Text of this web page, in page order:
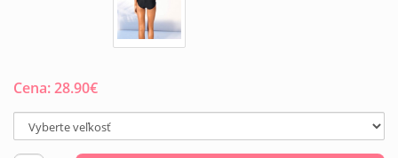
Cena:28.90€